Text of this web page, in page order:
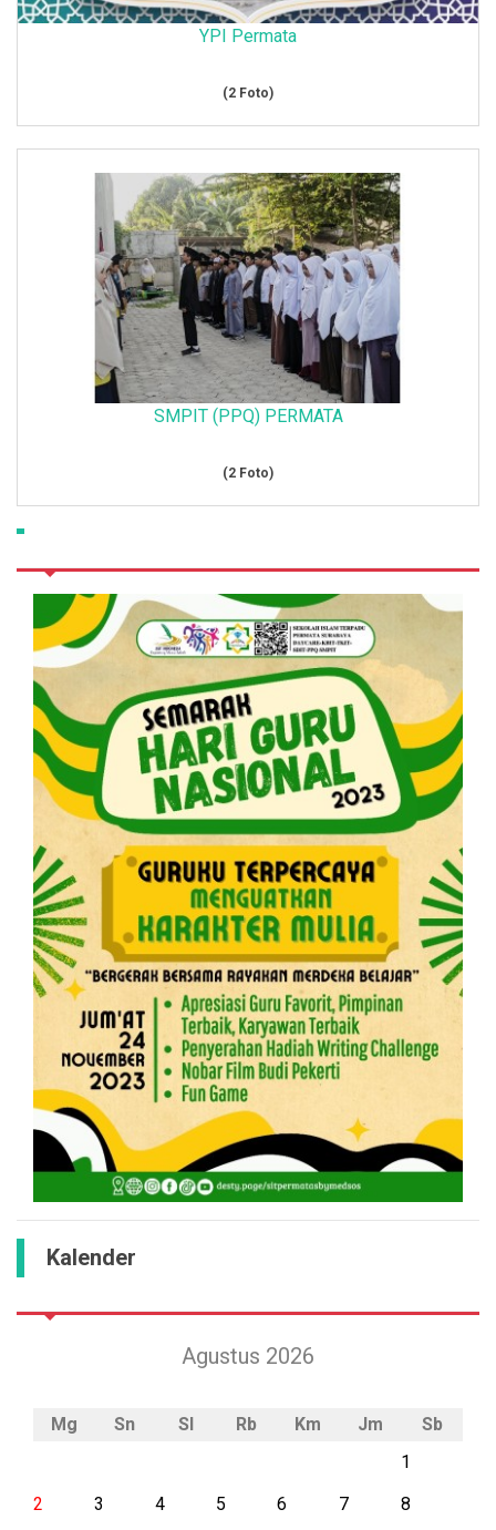
Kalender
Agustus 2026
Mg Sn Sl Rb Km Jm
Sb
1
2
3 4 5 6 7 8
YPI Permata
(2 Foto)
SMPIT (PPQ) PERMATA
(2 Foto)